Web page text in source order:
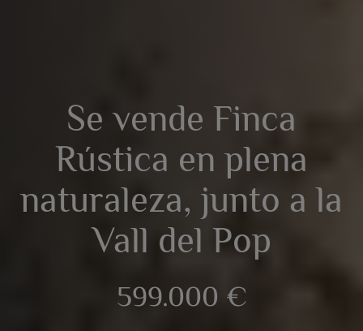
Se vende Finca
Rústica en plena
naturaleza, junto a la
Vall del Pop
599.000 €